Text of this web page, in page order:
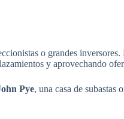
o grandes
y aprovechando
Pye, una casa de